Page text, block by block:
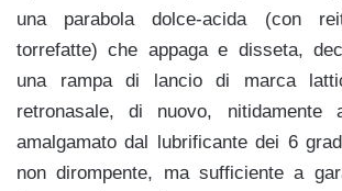
una parabola dolce-acida (con
torrefatte) che appaga e disseta,
una rampa di lancio di marca
retronasale, di nuovo, nitidamente
amalgamato dal lubrificante dei 6
non dirompente, ma sufficiente a